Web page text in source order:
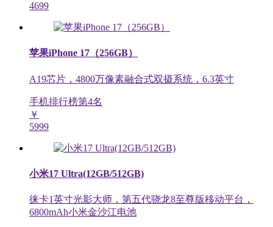
4699
苹果iPhone 17（256GB）
A19芯片，4800万像素融合式双摄系统，6.3英寸
手机排行榜第4名
￥
5999
小米17 Ultra(12GB/512GB)
徕卡1英寸光影大师，第五代骁龙8至尊版移动平台，
6800mAh小米金沙江电池